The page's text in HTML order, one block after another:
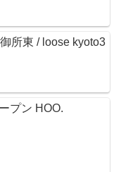
所東 / loose kyoto3
プン HOO.